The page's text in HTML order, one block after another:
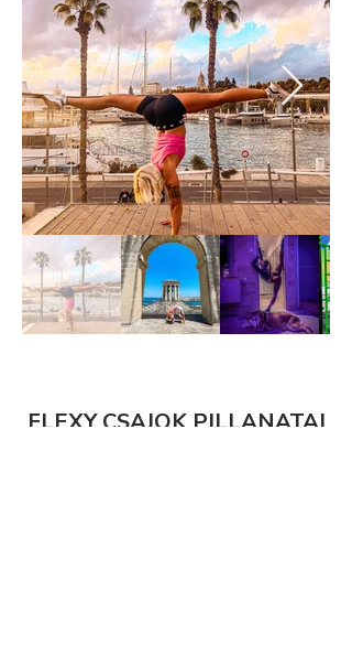
FLEXY CSAJOK PILLANATAI